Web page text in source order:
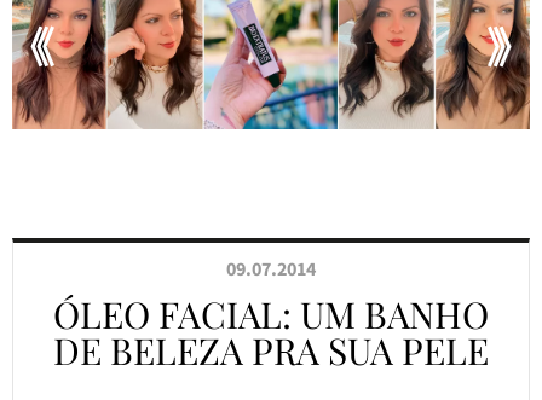
09.07.2014
ÓLEO FACIAL: UM BANHO
DE BELEZA PRA SUA PELE